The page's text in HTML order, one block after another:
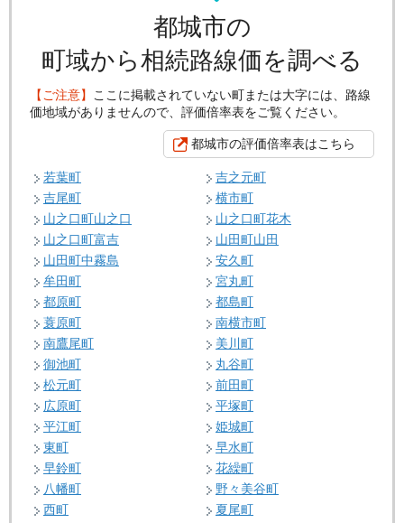
都城市の
町域から相続路線価を調べる
【ご注意】 ここに掲載されていない町または大字には、路線
価地域がありませんので、評価倍率表をご覧ください。
都城市の評価倍率表はこちら
若葉町
吉之元町
吉尾町
横市町
山之口町山之口
山之口町花木
山之口町富吉
山田町山田
山田町中霧島
安久町
牟田町
宮丸町
都原町
都島町
蓑原町
南横市町
南鷹尾町
美川町
御池町
丸谷町
松元町
前田町
広原町
平塚町
平江町
姫城町
東町
早水町
早鈴町
花繰町
八幡町
野々美谷町
西町
夏尾町